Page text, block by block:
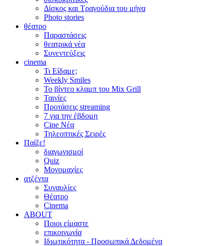
Δίσκος και Τραγούδια του μήνα
Photo stories
θέατρο
Παραστάσεις
θεατρικά νέα
Συνεντεύξεις
cinema
Τι Είδαμε;
Weekly Smiles
Το βίντεο κλαμπ του Mix Grill
Ταινίες
Προτάσεις streaming
7 για την έβδομη
Cine Νέα
Τηλεοπτικές Σειρές
Παίξε!
διαγωνισμοί
Quiz
Μονομαχίες
ατζέντα
Συναυλίες
Θέατρο
Cinema
ABOUT
Ποιοι είμαστε
επικοινωνία
Ιδιωτικότητα - Προσωπικά Δεδομένα